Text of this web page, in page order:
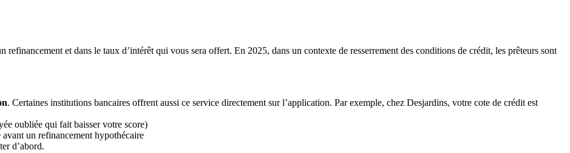
refinancement et dans le taux d’intérêt qui vous sera offert. En 2025, dans un contexte de resserrement des conditions de crédit, les prêteurs sont
. Certaines institutions bancaires offrent aussi ce service directement sur l’application. Par exemple, chez Desjardins, votre cote de crédit est
oubliée qui fait baisser votre score)
un refinancement hypothécaire
d’abord.